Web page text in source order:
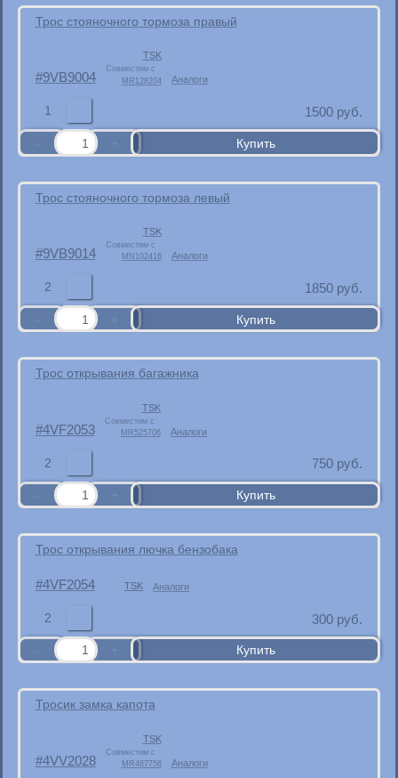
Трос стояночного тормоза правый
9VB9004
TSK
Совместим с
MR128204
Аналоги
1 1500 руб.
Трос стояночного тормоза левый
9VB9014
TSK
Совместим с
MN102416
Аналоги
2 1850 руб.
Трос открывания багажника
4VF2053
TSK
Совместим с
MR525706
Аналоги
2 750 руб.
Трос открывания лючка бензобака
4VF2054 TSK Аналоги
2 300 руб.
Тросик замка капота
4VV2028
TSK
Совместим с
MR487756
Аналоги